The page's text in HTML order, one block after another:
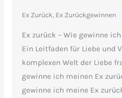
Ex Zurück, Ex Zurückgewinnen
Ex zurück – Wie gewinne
Ein Leitfaden für Liebe und
komplexen Welt der Liebe
gewinne ich meinen Ex
gewinne ich meine Ex